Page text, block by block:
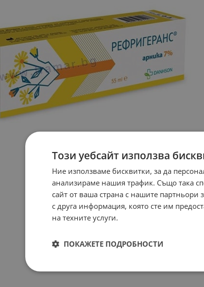
Този уебсайт използва
Ние използваме бисквитки, за да
анализираме нашия трафик. Също така
сайт от ваша страна с нашите
с друга информация, която сте им
на техните услуги.
ПОКАЖЕТЕ ПОДРОБНОСТИ